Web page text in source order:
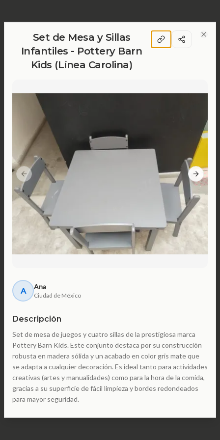
Set de Mesa y Sillas
Infantiles - Pottery Barn
Kids (Línea Carolina)
Previous slide Next
A Ana
Ciudad de México
Descripción
Set de mesa de juegos y cuatro sillas de la prestigiosa marca
Pottery Barn Kids. Este conjunto destaca por su construcción
robusta en madera sólida y un acabado en color gris mate que
se adapta a cualquier decoración. Es ideal tanto para actividades
creativas (artes y manualidades) como para la hora de la comida,
gracias a su superficie de fácil limpieza y bordes redondeados
para mayor seguridad.
Ficha técnica: Marca Pottery Barn Kids. Modelo Carolina Large